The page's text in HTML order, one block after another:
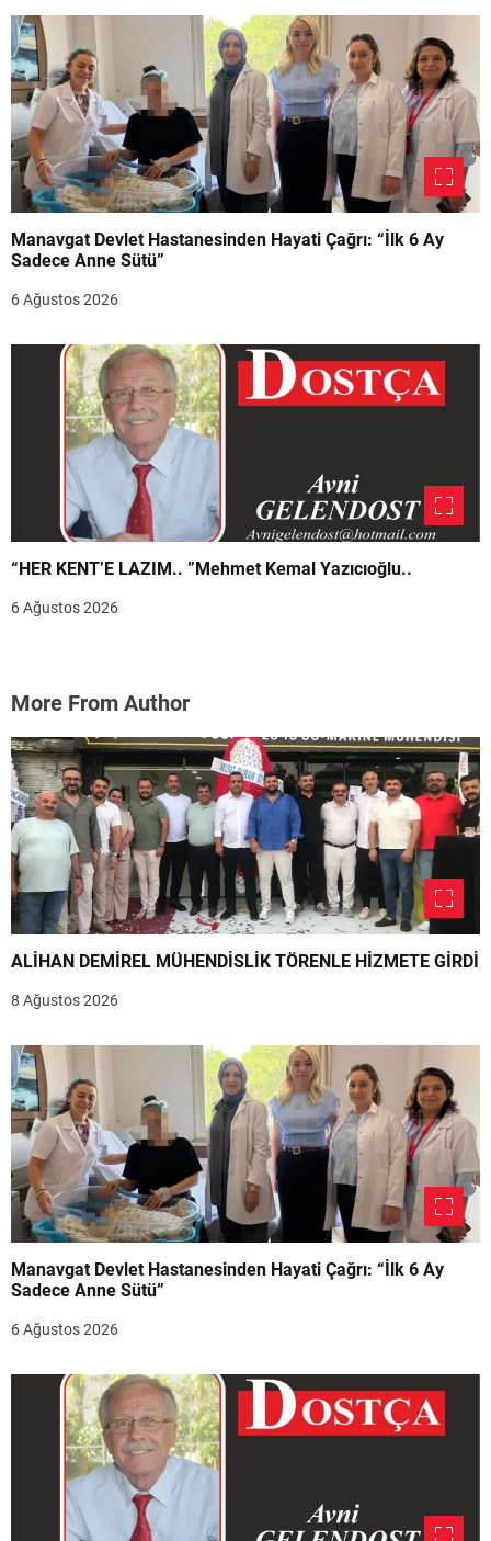
Manavgat Devlet Hastanesinden Hayati Çağrı: “İlk 6 Ay
Sadece Anne Sütü”
6 Ağustos 2026
“HER KENT’E LAZIM.. ”Mehmet Kemal Yazıcıoğlu..
6 Ağustos 2026
More From Author
ALİHAN DEMİREL MÜHENDİSLİK TÖRENLE HİZMETE GİRDİ
8 Ağustos 2026
Manavgat Devlet Hastanesinden Hayati Çağrı: “İlk 6 Ay
Sadece Anne Sütü”
6 Ağustos 2026